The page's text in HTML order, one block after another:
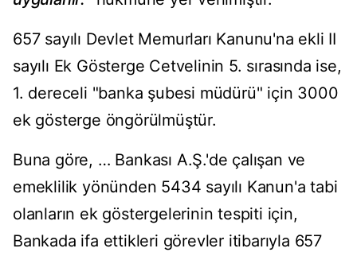
657 sayılı Devlet Memurları Kanunu'na ekli II
sayılı Ek Gösterge Cetvelinin 5. sırasında ise,
1. dereceli "banka şubesi müdürü" için 3000
ek gösterge öngörülmüştür.
Buna göre, … Bankası A.Ş.'de çalışan ve
emeklilik yönünden 5434 sayılı Kanun'a tabi
olanların ek göstergelerinin tespiti için,
Bankada ifa ettikleri görevler itibarıyla 657